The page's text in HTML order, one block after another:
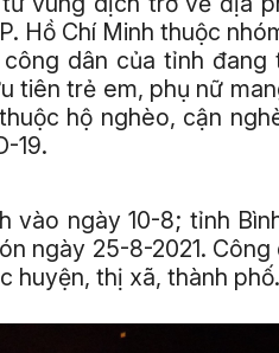
Hồ Chí Minh thuộc
dân của tỉnh
tiên trẻ em, phụ nữ
hộ nghèo, cận
19.
vào ngày 10-8; tỉnh
ngày 25-8-2021.
huyện, thị xã, thành phố.